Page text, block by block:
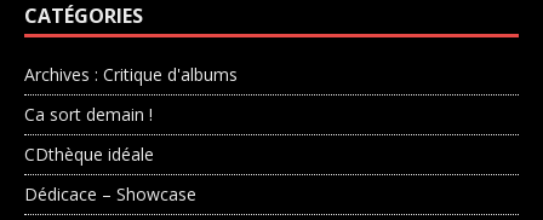
CATÉGORIES
Archives : Critique d'albums
Ca sort demain !
CDthèque idéale
Dédicace – Showcase